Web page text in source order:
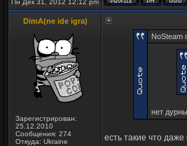
Пн Дек 31, 2012 12:12 pm
DimA(ne ide igra)
Зарегистрирован:
25.12.2010
Сообщения: 274
Откуда: Ukraine
NoSteam
нет
есть такие что